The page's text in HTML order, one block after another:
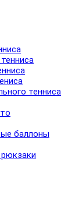
тенниса
баллоны